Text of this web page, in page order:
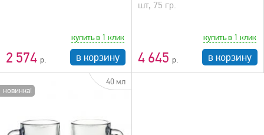
2 574
купить в 1 клик
в корзину
шт, 75 гр.
4 645
купить в 1 клик
в корзину
новинка!
40 мл